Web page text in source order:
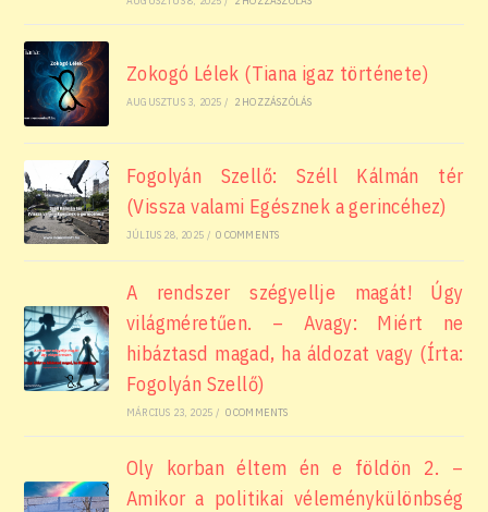
Zokogó Lélek (Tiana igaz története)
AUGUSZTUS 3, 2025 / 2 HOZZÁSZÓLÁS
Fogolyán Szellő: Széll Kálmán tér
(Vissza valami Egésznek a gerincéhez)
JÚLIUS 28, 2025 / 0 COMMENTS
A rendszer szégyellje magát! Úgy
világméretűen. – Avagy: Miért ne
hibáztasd magad, ha áldozat vagy (Írta:
Fogolyán Szellő)
MÁRCIUS 23, 2025 / 0 COMMENTS
Oly korban éltem én e földön 2. –
Amikor a politikai véleménykülönbség